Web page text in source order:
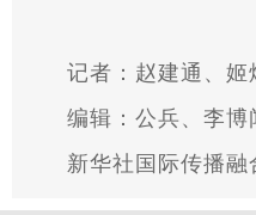
记者：赵建通、
编辑：公兵、李博
新华社国际传播融